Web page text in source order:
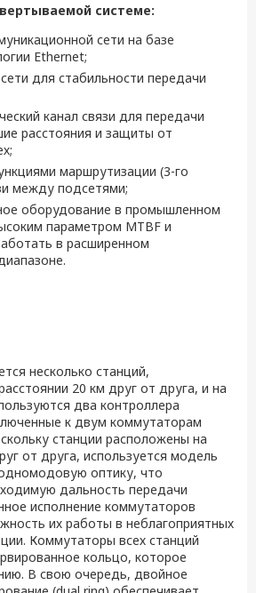
системе:
сети на базе
Ethernet;
для стабильности передачи
канал связи для передачи
расстояния и защиты от
маршрутизации (3-го
между подсетями;
оборудование в промышленном
параметром MTBF и
в расширенном
несколько станций,
20 км друг от друга, и на
два контроллера
к двум коммутаторам
станции расположены на
от друга, используется модель
одномодовую оптику, что
дальность передачи
исполнение коммутаторов
их работы в неблагоприятных
Коммутаторы всех станций
кольцо, которое
В свою очередь, двойное